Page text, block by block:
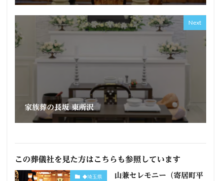
Next
家族葬の長坂 東所沢
この葬儀社を見た方はこちらも参照しています
◆埼玉県
山兼セレモニー（寄居町平